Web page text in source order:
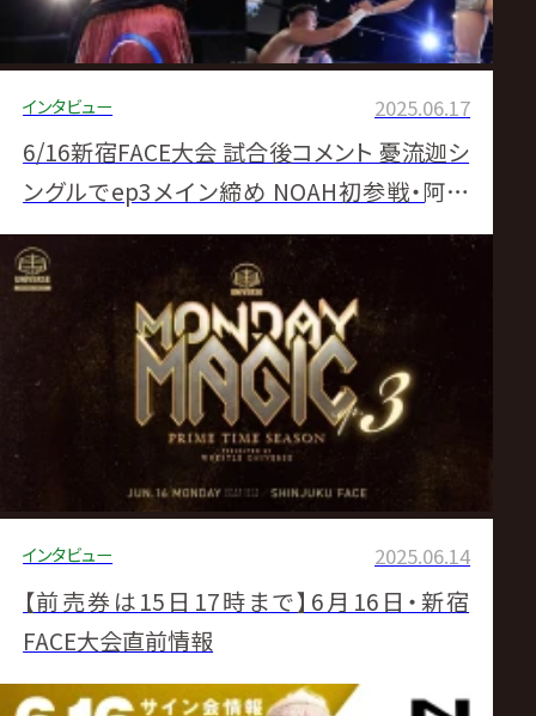
インタビュー 2025.06.17
6/16新宿FACE大会 試合後コメント 憂流迦シ
ングルでep3メイン締め NOAH初参戦・阿部
史典と熱戦
インタビュー 2025.06.14
【前売券は15日17時まで】6月16日・新宿
FACE大会直前情報